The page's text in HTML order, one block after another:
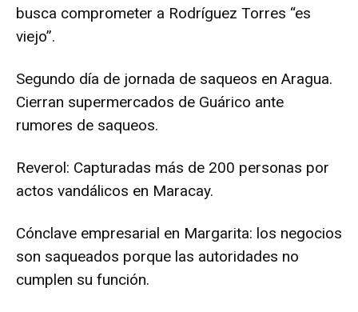
busca comprometer a Rodríguez Torres “es
viejo”.
Segundo día de jornada de saqueos en Aragua.
Cierran supermercados de Guárico ante
rumores de saqueos.
Reverol: Capturadas más de 200 personas por
actos vandálicos en Maracay.
Cónclave empresarial en Margarita: los negocios
son saqueados porque las autoridades no
cumplen su función.